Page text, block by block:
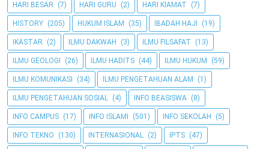
HARI BESAR (7) HARI GURU (2) HARI KIAMAT (7)
HISTORY (205) HUKUM ISLAM (35) IBADAH HAJI (19)
IKASTAR (2) ILMU DAKWAH (3) ILMU FILSAFAT (13)
ILMU GEOLOGI (26) ILMU HADITS (44) ILMU HUKUM (59)
ILMU KOMUNIKASI (34) ILMU PENGETAHUAN ALAM (1)
ILMU PENGETAHUAN SOSIAL (4) INFO BEASISWA (8)
INFO CAMPUS (17) INFO ISLAMI (501) INFO SEKOLAH (5)
INFO TEKNO (130) INTERNASIONAL (2) IPTS (47)